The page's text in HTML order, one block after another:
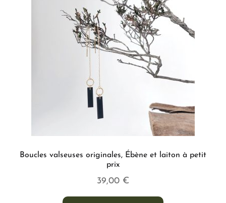
Boucles valseuses originales, Ébène et laiton à petit
prix
39,00 €